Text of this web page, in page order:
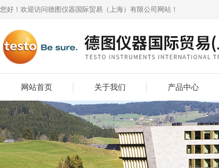
您好！欢迎访问德图仪器国际贸易（上海）有限公司网站！
网站首页 关于我们 产品中心